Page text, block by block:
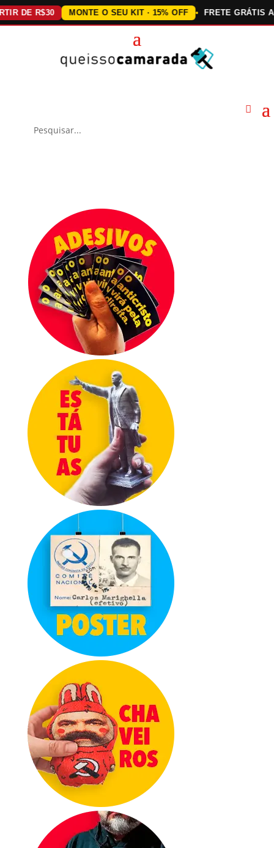
R$30 MONTE O SEU KIT · 15% OFF FRETE GRÁTIS ACIMA